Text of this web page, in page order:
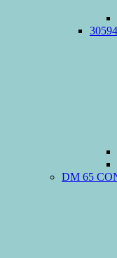
DM 65